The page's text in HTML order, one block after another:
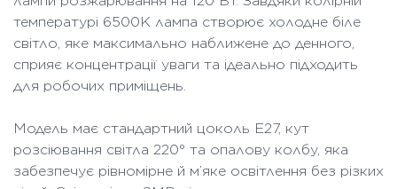
температурі 6500K лампа створює холодне біле
світло, яке максимально наближене до денного,
сприяє концентрації уваги та ідеально підходить
для робочих приміщень.
Модель має стандартний цоколь E27, кут
розсіювання світла 220° та опалову колбу, яка
забезпечує рівномірне й м’яке освітлення без різких